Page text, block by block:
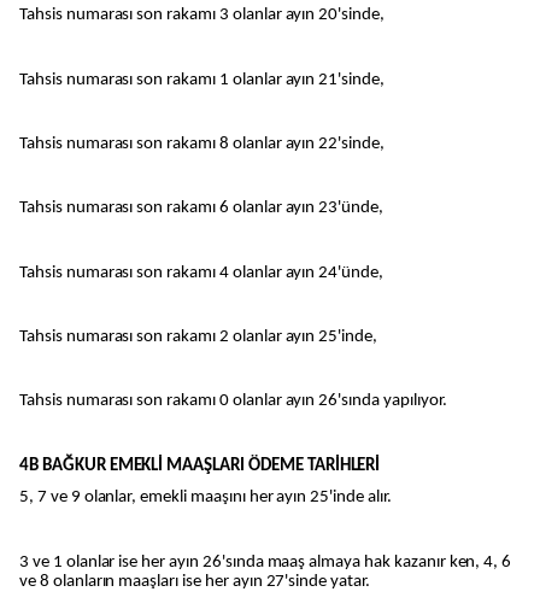
Tahsis numarası son rakamı 3 olanlar ayın 20'sinde,
Tahsis numarası son rakamı 1 olanlar ayın 21'sinde,
Tahsis numarası son rakamı 8 olanlar ayın 22'sinde,
Tahsis numarası son rakamı 6 olanlar ayın 23'ünde,
Tahsis numarası son rakamı 4 olanlar ayın 24'ünde,
Tahsis numarası son rakamı 2 olanlar ayın 25'inde,
Tahsis numarası son rakamı 0 olanlar ayın 26'sında yapılıyor.
4B BAĞKUR EMEKLİ MAAŞLARI ÖDEME TARİHLERİ
5, 7 ve 9 olanlar, emekli maaşını her ayın 25'inde alır.
3 ve 1 olanlar ise her ayın 26'sında maaş almaya hak kazanır ken, 4, 6
ve 8 olanların maaşları ise her ayın 27'sinde yatar.